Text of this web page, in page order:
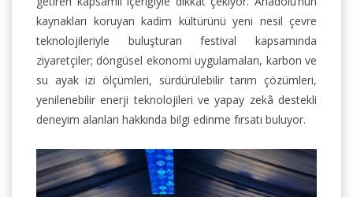
kaynakları koruyan kadim kültürünü yeni nesil çevre
teknolojileriyle buluşturan festival kapsamında
ziyaretçiler; döngüsel ekonomi uygulamaları, karbon ve
su ayak izi ölçümleri, sürdürülebilir tarım çözümleri,
yenilenebilir enerji teknolojileri ve yapay zekâ destekli
deneyim alanları hakkında bilgi edinme fırsatı buluyor.